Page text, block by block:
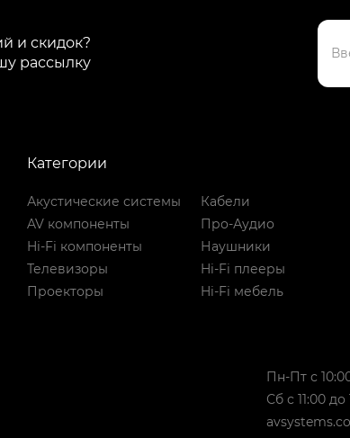
и скидок?
рассылку
Категории
Акустические системы
AV компоненты
Hi-Fi компоненты
Телевизоры
Проекторы
Кабели
Про-Аудио
Наушники
Hi-Fi плееры
Hi-Fi мебель
Пн-Пт с
Сб с 11:00